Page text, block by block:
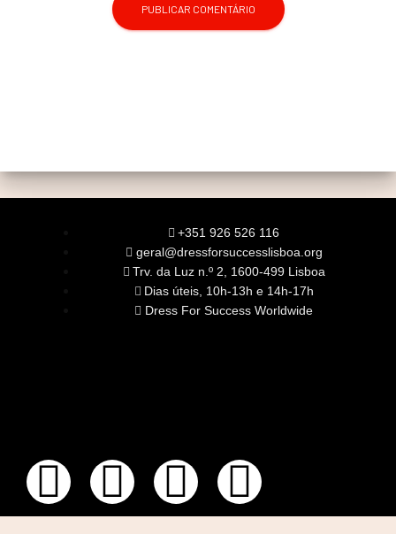
+351 926 526 116
geral@dressforsuccesslisboa.org
Trv. da Luz n.º 2, 1600-499 Lisboa
Dias úteis, 10h-13h e 14h-17h
Dress For Success Worldwide